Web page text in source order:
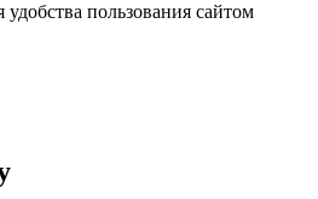
пользования сайтом